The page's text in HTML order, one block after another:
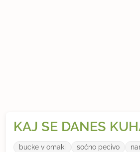
KAJ SE DANES
bucke v omaki soćno pecivo